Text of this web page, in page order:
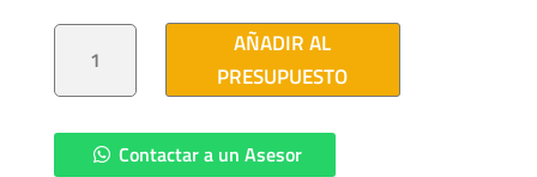
BROCAL
CONCRETO
102
CON
TAPA
CANTIDAD
AÑADIR AL
PRESUPUESTO
Contactar a un Asesor